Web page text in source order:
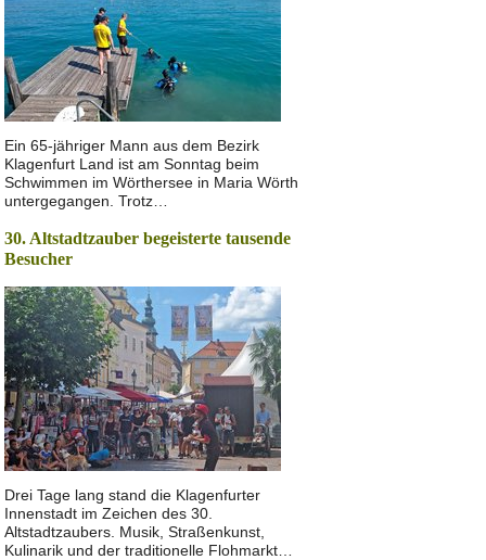
Ein 65-jähriger Mann aus dem Bezirk
Klagenfurt Land ist am Sonntag beim
Schwimmen im Wörthersee in Maria Wörth
untergegangen. Trotz…
30. Altstadtzauber begeisterte tausende
Besucher
Drei Tage lang stand die Klagenfurter
Innenstadt im Zeichen des 30.
Altstadtzaubers. Musik, Straßenkunst,
Kulinarik und der traditionelle Flohmarkt…